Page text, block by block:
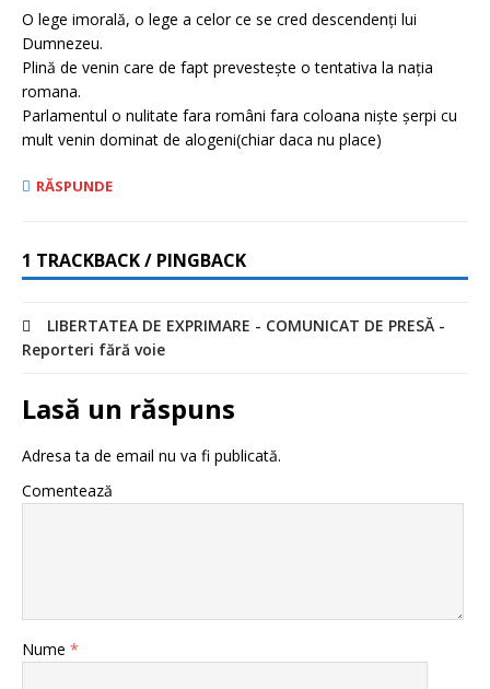
O lege imorală, o lege a celor ce se cred descendenți lui
Dumnezeu.
Plină de venin care de fapt prevestește o tentativa la nația
romana.
Parlamentul o nulitate fara români fara coloana niște șerpi cu
mult venin dominat de alogeni(chiar daca nu place)
RĂSPUNDE
1 TRACKBACK / PINGBACK
LIBERTATEA DE EXPRIMARE - COMUNICAT DE PRESĂ -
Reporteri fără voie
Lasă un răspuns
Adresa ta de email nu va fi publicată.
Comentează
Nume *